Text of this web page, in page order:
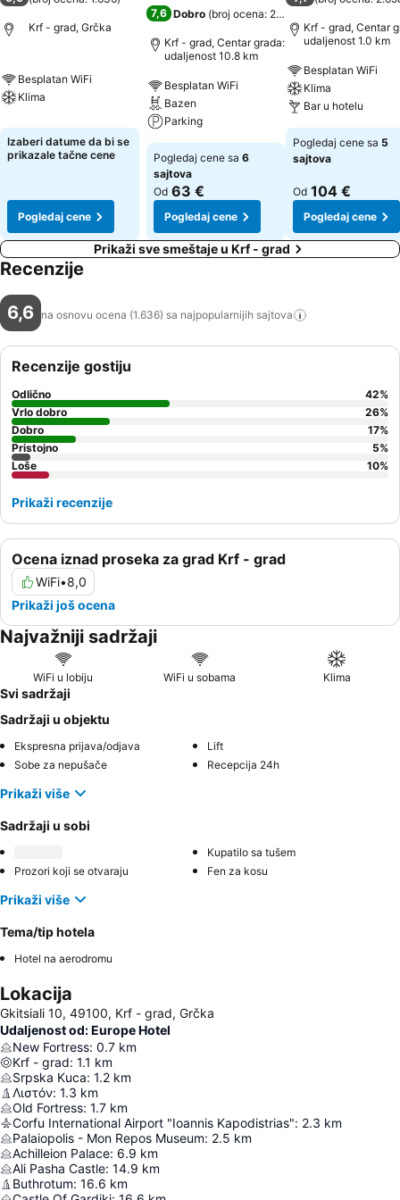
Krf - grad, Grčka
Besplatan WiFi
Klima
Izaberi datume da bi se
prikazale tačne cene
Pogledaj cene
7,6 Dobro (broj ocena: 2.247
Krf - grad, Centar grada:
udaljenost 10.8 km
Besplatan WiFi
Bazen
Parking
Pogledaj cene sa 6
sajtova
Od 63 €
Pogledaj cene
Krf - grad, Centar
udaljenost 1.0 km
Besplatan WiFi
Klima
Bar u hotelu
Pogledaj cene sa 5
sajtova
Od 104 €
Pogledaj cene
Prikaži sve smeštaje u Krf - grad
Recenzije
6,6 na osnovu ocena (1.636) sa najpopularnijih sajtova
Ocena iznad proseka za grad Krf - grad
WiFi•8,0
Prikaži još ocena
Recenzije gostiju
Odlično 42%
Vrlo dobro
26%
Dobro
17%
Pristojno
5%
Loše
10%
Prikaži recenzije
Najvažniji sadržaji
WiFi u lobiju WiFi u sobama Klima
Svi sadržaji
Sadržaji u objektu
Ekspresna prijava/odjava
Lift
Sobe za nepušače
Recepcija 24h
Prikaži više
Sadržaji u sobi
Kupatilo sa tušem
Prozori koji se otvaraju
Fen za kosu
Prikaži više
Tema/tip hotela
Hotel na aerodromu
Lokacija
Gkitsiali 10, 49100, Krf - grad, Grčka
Udaljenost od: Europe Hotel
New Fortress: 0.7 km
Krf - grad: 1.1 km
Srpska Kuca: 1.2 km
Λιστόν: 1.3 km
Old Fortress: 1.7 km
Corfu International Airport "Ioannis Kapodistrias": 2.3 km
Palaiopolis - Mon Repos Museum: 2.5 km
Achilleion Palace: 6.9 km
Ali Pasha Castle: 14.9 km
Buthrotum: 16.6 km